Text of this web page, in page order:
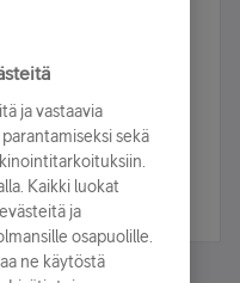
voita!
arvonnassa.
ja vastaavia
sekä
Kaikki luokat
ja
osapuolille.
ne käytöstä